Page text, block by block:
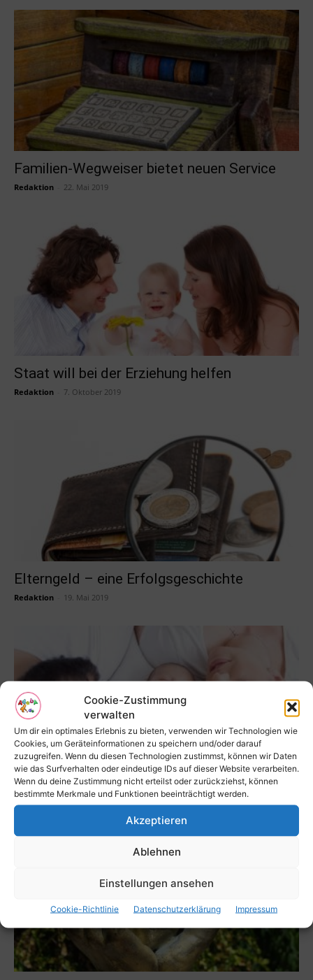
Cookie-Zustimmung
verwalten
Um dir ein optimales Erlebnis zu bieten, verwenden wir Technologien wie
Cookies, um Geräteinformationen zu speichern und/oder darauf
zuzugreifen. Wenn du diesen Technologien zustimmst, können wir Daten
wie das Surfverhalten oder eindeutige IDs auf dieser Website verarbeiten.
Wenn du deine Zustimmung nicht erteilst oder zurückziehst, können
bestimmte Merkmale und Funktionen beeinträchtigt werden.
Akzeptieren
Ablehnen
Einstellungen ansehen
Cookie-Richtlinie Datenschutzerklärung Impressum
Familien-Wegweiser bietet neuen Service
Redaktion 22. Mai 2019
Staat will bei der Erziehung helfen
Redaktion 7. Oktober 2019
Elterngeld – eine Erfolgsgeschichte
Redaktion 19. Mai 2019
Schlafen lernen nach der Ferber-Methode
Paul Suer - 2. Mai 2022